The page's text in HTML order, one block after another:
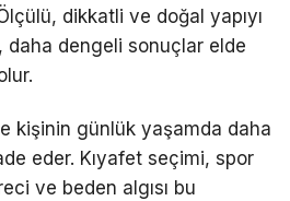
dikkatli ve doğal yapıyı
daha dengeli sonuçlar elde
kişinin günlük yaşamda daha
eder. Kıyafet seçimi, spor
ve beden algısı bu